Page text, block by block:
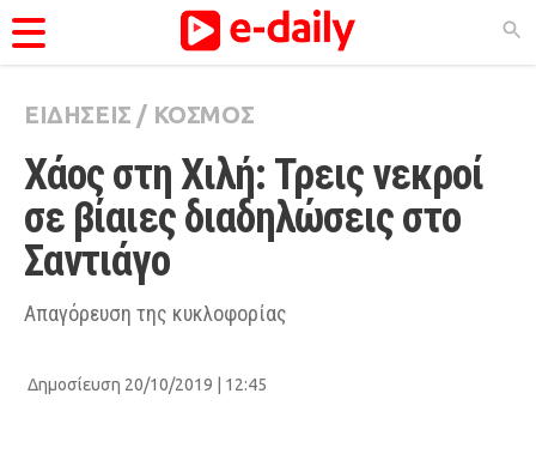
ΚΑΤΗΓΟΡΊΕΣ
Ειδήσεις
Θέματα
Videos
Podcasts
Life
ΕΙΔΗΣΕΙΣ / ΚΟΣΜΟΣ
Χάος στη Χιλή: Τρεις νεκροί
σε βίαιες διαδηλώσεις στο
Σαντιάγο
Απαγόρευση της κυκλοφορίας
Δημοσίευση 20/10/2019 | 12:45